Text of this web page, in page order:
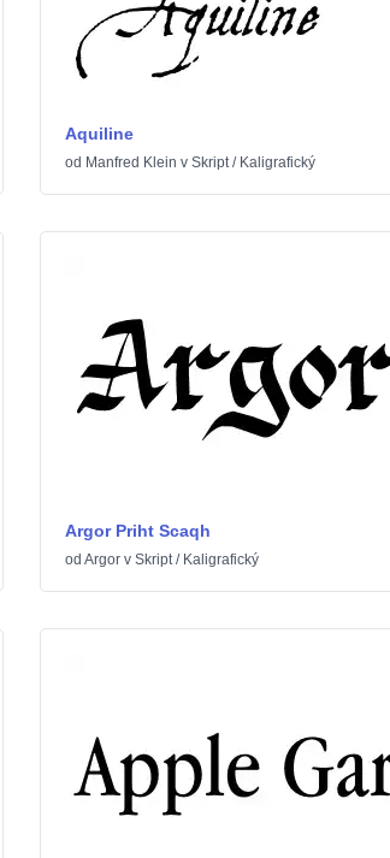
Aquiline
od Manfred Klein v Skript/ Kaligrafický
Argor Priht Scaqh
od Argorv Skript/ Kaligrafický